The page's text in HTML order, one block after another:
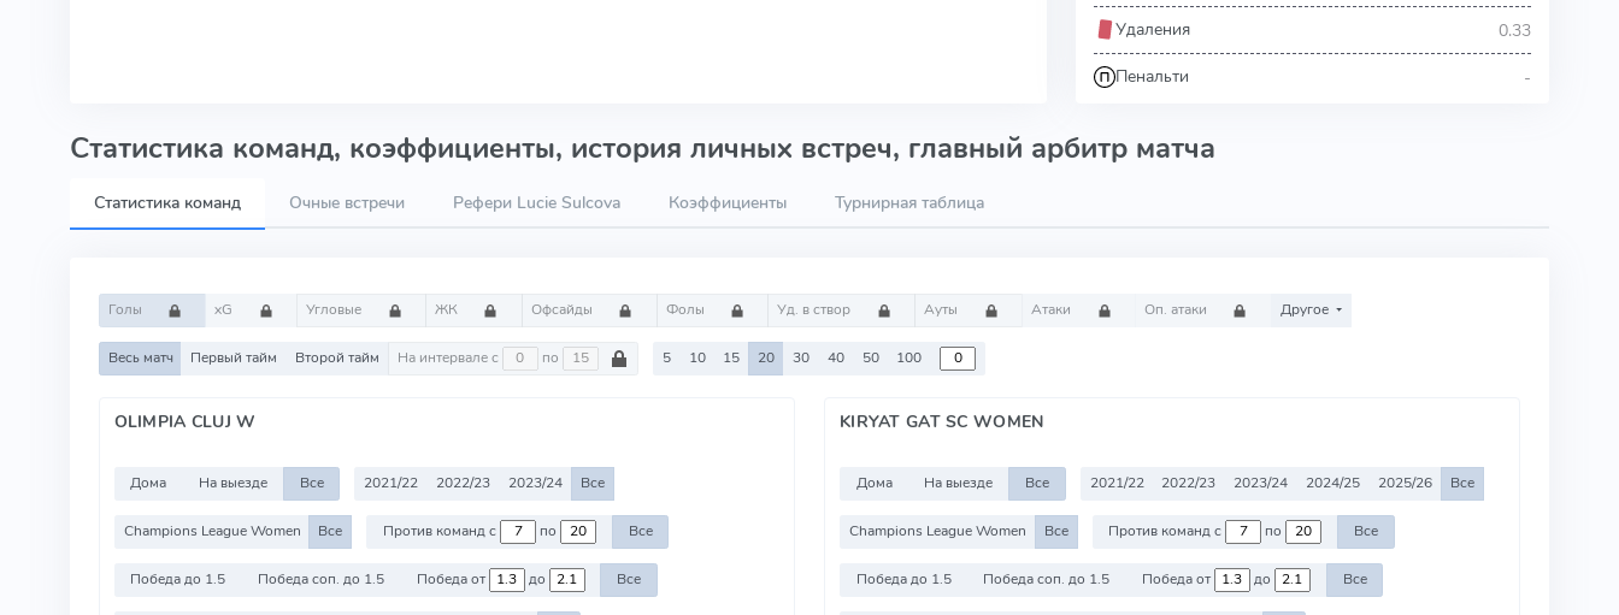
Удаления 0.33
Пенальти -
Статистика команд, коэффициенты, история личных встреч, главный арбитр матча
Статистика команд Очные встречи Рефери Lucie Sulcova Коэффициенты Турнирная таблица
Голы xG Угловые ЖК Офсайды Фолы Уд. в створ Ауты Атаки Оп. атаки Другое
Весь матч Первый тайм Второй тайм На интервале с по 5 10 15 20 30 40 50 100
OLIMPIA CLUJ W
Дома На выезде Все 2021/22 2022/23 2023/24 Все
Champions League Women Все Против команд с по Все
Победа до 1.5 Победа соп. до 1.5 Победа от до Все
KIRYAT GAT SC WOMEN
Дома На выезде Все 2021/22 2022/23 2023/24 2024/25 2025/26 Все
Champions League Women Все Против команд с по Все
Победа до 1.5 Победа соп. до 1.5 Победа от до Все